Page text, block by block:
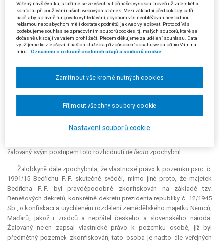
smyslu § 82 stavebního zákona z roku 2006. Fakticky totiž zjevně k
rozdělení pozemku žalobkyně došlo.
Žalobkyně upozornila, že správní orgány jsou povinny šetřit práva
nabytá v dobré víře. Ke spornému pozemku nabyla žalobkyně vlastnické
právo dne 3. 2. 2011 na základě koupě od předchozího vlastníka
nároku na základě rozsudku Obvodního soudu pro Prahu 9 ze dne 13. 5.
2010, čj. 14 C 229/2008-156. Právní předchůdce žalobkyně tedy pozemek
žalobkyně plyne z rozsudku Nejvyššího soudu ze dne 11. 12. 2013, sp.
Žalobkyně se spoléhala na pravomocné rozhodnutí soudu, kterým byl
žalovaný svým postupem toto rozhodnutíde facto zpochybnil.
Žalobkyně dále zpochybnila, že vlastnické právo k pozemku parc. č.
1991/15 Bedřichu F.-F. skutečně svědčí, mimo jiné proto, že majetek
Bedřicha F.-F. byl pravděpodobně zkonfiskován na základě tzv.
Benešových dekretů, konkrétně dekretu prezidenta republiky č. 12/1945
Sb., o konfiskaci a urychleném rozdělení zemědělského majetku Němců,
Maďarů, jakož i zrádců a nepřátel českého a slovenského národa.
Žalovaný nejen zapsal vlastnické právo k pozemku osobě, jíž byl
předmětný pozemek zkonfiskován, tato osoba je nadto dle veřejných
Vážený návštěvníku, snažíme se ze všech sil přinášet vysokou úroveň uživatelského
komfortu při používání našich webových stránek. Mezi základní předpoklady patří
např. aby správně fungovalo vyhledávání, abychom vás neobtěžovali nevhodnou
reklamou nebo abychom měli dostatek podnětů, jak web vylepšovat. Proto od Vás
potřebujeme souhlas se zpracováním souborů cookies, tj. malých souborů, které se
dočasně ukládají ve vašem prohlížeči. Předem děkujeme za udělení souhlasu. Data
využijeme ke zlepšování našich služeb a přizpůsobení obsahu webu přímo Vám na
míru.
Oznámení o ochraně osobních údajů a souborů cookie
Nastavení souborů cookie
Zamítnout vše kromě nutných cookies
Přijmout všechny soubory cookie